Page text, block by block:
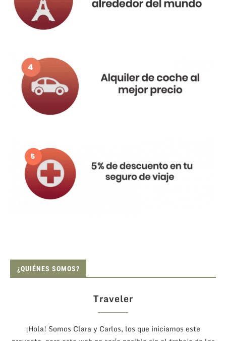
¿QUIÉNES SOMOS?
Traveler
¡Hola! Somos Clara y Carlos, los que iniciamos este